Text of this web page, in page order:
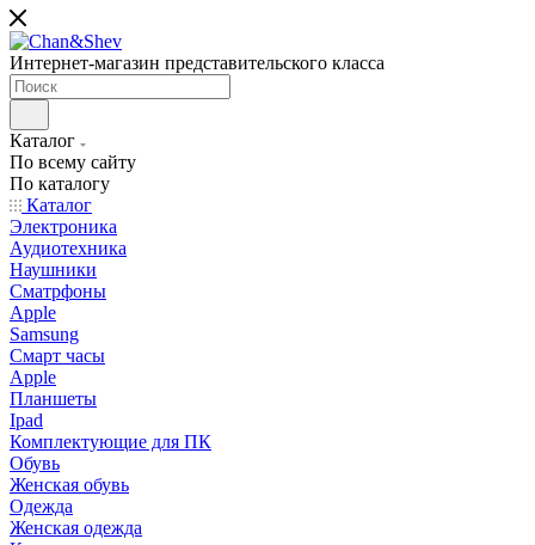
Интернет-магазин представительского класса
Каталог
По всему сайту
По каталогу
Каталог
Электроника
Аудиотехника
Наушники
Сматрфоны
Apple
Samsung
Смарт часы
Apple
Планшеты
Ipad
Комплектующие для ПК
Обувь
Женская обувь
Одежда
Женская одежда